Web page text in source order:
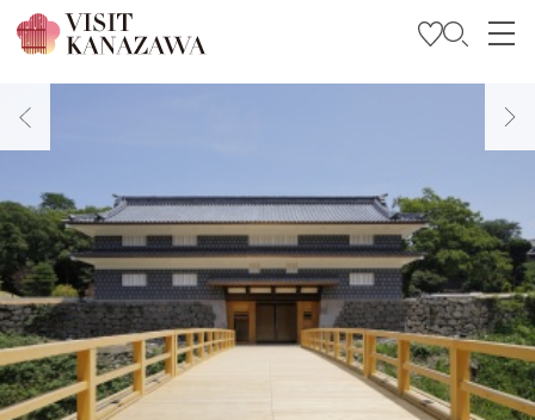
บทความพิเศษ
วางแผนการท่องเที่ยวของคุณ
Travel Trade and Media
Languages